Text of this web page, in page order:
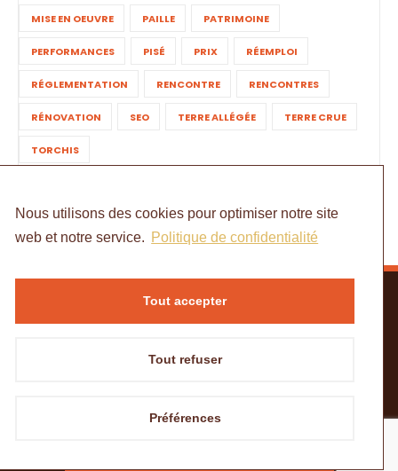
MISE EN OEUVRE PAILLE PATRIMOINE
PERFORMANCES PISÉ PRIX RÉEMPLOI
RÉGLEMENTATION RENCONTRE RENCONTRES
RÉNOVATION SEO TERRE ALLÉGÉE TERRE CRUE
TORCHIS
ACCUEIL
MENTIONS LÉGALES
© Copyright - à portée de mains
Nous utilisons des cookies pour optimiser notre site
web et notre service. Politique de confidentialité
Tout accepter
Tout refuser
Préférences